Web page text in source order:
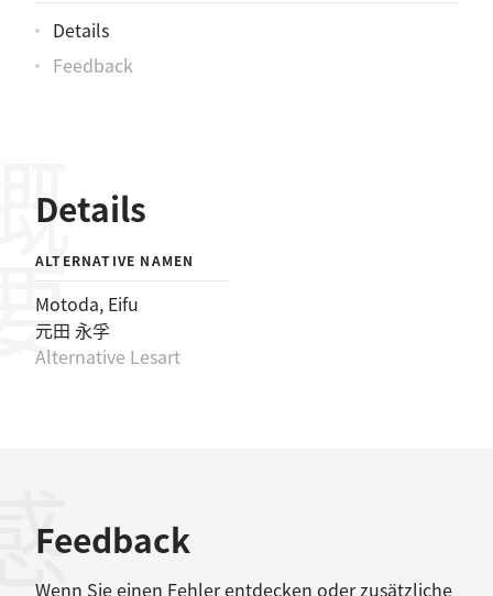
Details
Feedback
Details
ALTERNATIVE NAMEN
Motoda, Eifu
元田 永孚
Alternative Lesart
Feedback
Wenn Sie einen Fehler entdecken oder zusätzliche